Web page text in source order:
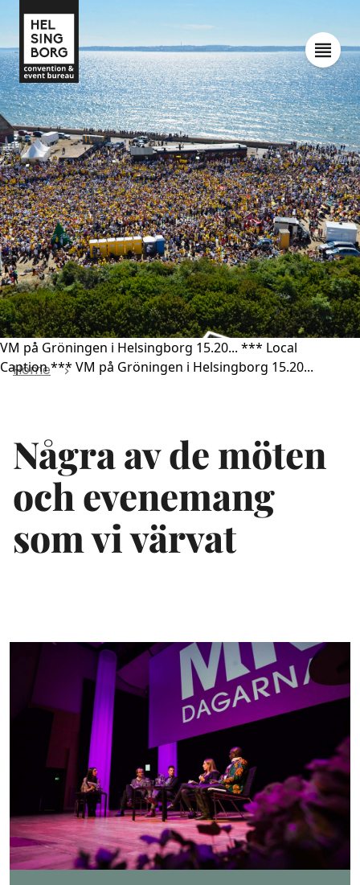
VM på Gröningen i Helsingborg 15.20... *** Local
Caption *** VM på Gröningen i Helsingborg 15.20...
Home
Några av de möten
och evenemang
som vi värvat